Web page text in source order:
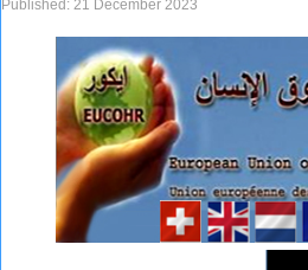
Published: 21 December 2023